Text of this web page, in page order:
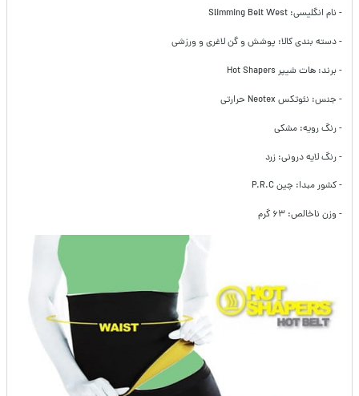
- نام انگلیسی: Slimming Belt West
- دسته بندی کالا: پوشش و گن لاغری و ورزشی
- برند: هات شیپر Hot Shapers
- جنس: نئوتکس Neotex حرارتی
- رنگ رویه: مشکی
- رنگ لایه درونی: زرد
- کشور مبدا: چین P.R.C
- وزن ناخالص: ۶۳ گرم